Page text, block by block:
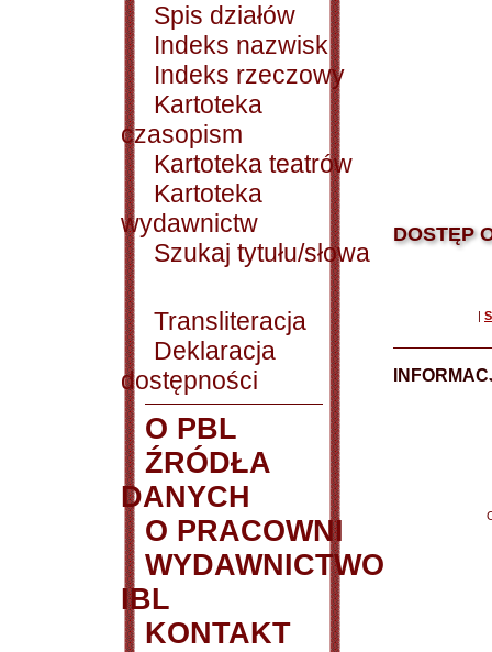
Spis działów
Indeks nazwisk
Indeks rzeczowy
Kartoteka
czasopism
Kartoteka teatrów
Kartoteka
wydawnictw
Szukaj tytułu/słowa
Transliteracja
Deklaracja
dostępności
O PBL
ŹRÓDŁA
DANYCH
O PRACOWNI
WYDAWNICTWO
IBL
KONTAKT
DOSTĘP
|